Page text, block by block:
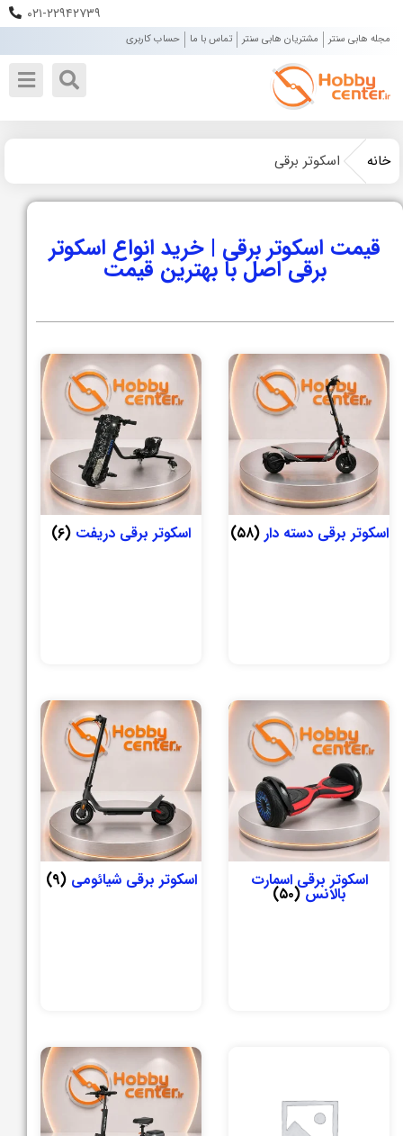
۰۲۱-۲۲۹۴۲۷۳۹
مجله هابی سنتر مشتریان هابی سنتر تماس با ما حساب کاربری
خانه اسکوتر برقی
قیمت اسکوتر برقی | خرید انواع اسکوتر
برقی اصل با بهترین قیمت
اسکوتر برقی دسته دار(۵۸) اسکوتر برقی دریفت (۶)
اسکوتر برقی اسمارت
بالانس(۵۰)
اسکوتر برقی شیائومی(۹)